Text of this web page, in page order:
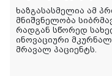
ხაზგასასმელია ამ
მნიშვნელობა
რადგან სწორედ
ინოვაციური
მრავალ პაციენტს.